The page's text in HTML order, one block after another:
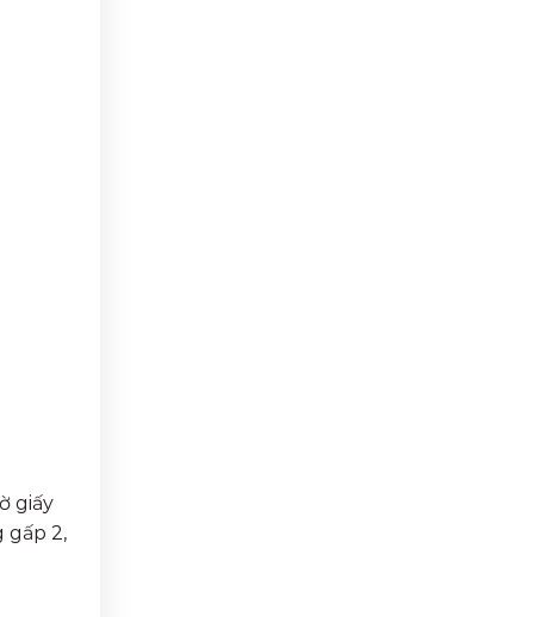
giấy
gấp 2,